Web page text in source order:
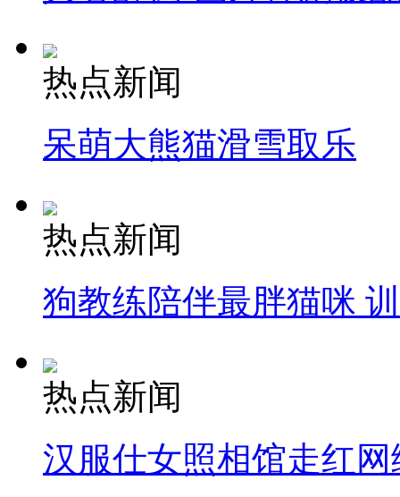
热点新闻
呆萌大熊猫滑雪取乐
热点新闻
狗教练陪伴最胖猫咪
热点新闻
汉服仕女照相馆走红网